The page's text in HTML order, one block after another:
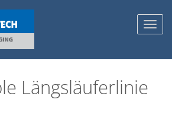
Längsläuferlinie